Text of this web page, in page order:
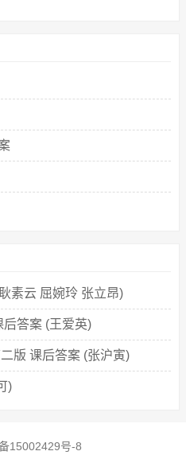
素云 屈婉玲 张立昂)
答案 (王爱英)
版 课后答案 (张沪寅)
)
15002429号-8